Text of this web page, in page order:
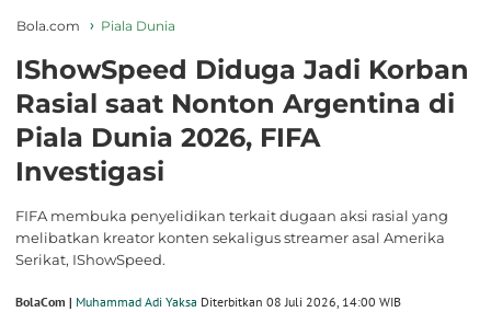
Bola.com Piala Dunia
IShowSpeed Diduga Jadi Korban
Rasial saat Nonton Argentina di
Piala Dunia 2026, FIFA
Investigasi
FIFA membuka penyelidikan terkait dugaan aksi rasial yang
melibatkan kreator konten sekaligus streamer asal Amerika
Serikat, IShowSpeed.
BolaCom | Muhammad Adi Yaksa Diterbitkan 08 Juli 2026, 14:00 WIB